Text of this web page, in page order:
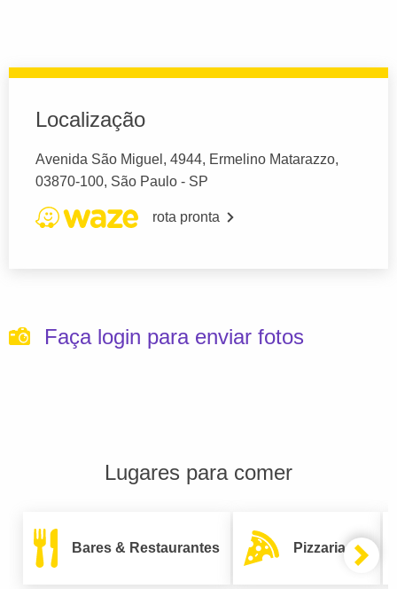
Localização
Avenida São Miguel, 4944, Ermelino Matarazzo,
03870-100, São Paulo - SP
rota pronta
Faça login para enviar fotos
Lugares para comer
Bares & Restaurantes Pizzarias